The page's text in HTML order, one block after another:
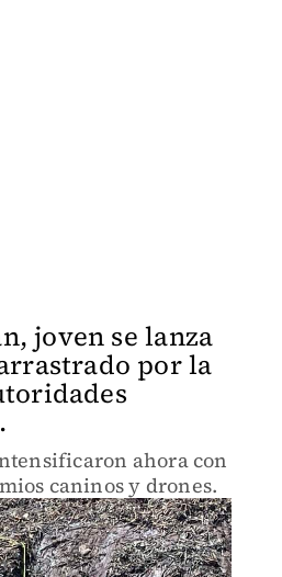
joven se lanza
por la
ahora con
caninos y drones.